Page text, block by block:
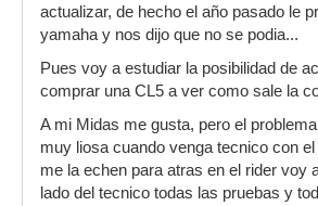
actualizar, de hecho el año pasado le
yamaha y nos dijo que no se podia...
Pues voy a estudiar la posibilidad de
comprar una CL5 a ver como sale la
A mi Midas me gusta, pero el
muy liosa cuando venga tecnico con
me la echen para atras en el rider voy
lado del tecnico todas las pruebas y